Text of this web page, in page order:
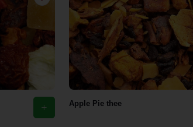
Apple Pie thee